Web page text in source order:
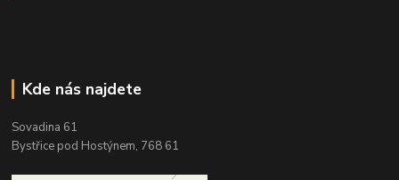
Kde nás najdete
Sovadina 61
Bystřice pod Hostýnem, 768 61